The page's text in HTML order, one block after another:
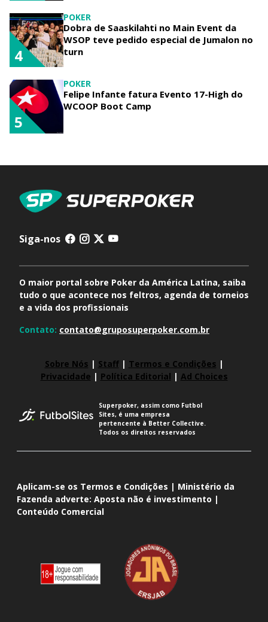
POKER
Dobra de Saaskilahti no Main Event da
WSOP teve pedido especial de Jumalon no
turn
4
POKER
Felipe Infante fatura Evento 17-High do
WCOOP Boot Camp
5
Siga-nos
O maior portal sobre Poker da América Latina, saiba
tudo o que acontece nos feltros, agenda de torneios
e a vida dos profissionais
Contato: contato@gruposuperpoker.com.br
Sobre Nós | Staff| Termos e Condições |
Privacidade | Política Editorial | Ad Choices
Superpoker, assim como Futbol
Sites, é uma empresa
pertencente à Better Collective.
Todos os direitos reservados
Aplicam-se os Termos e Condições | Ministério da
Fazenda adverte: Aposta não é investimento |
Conteúdo Comercial